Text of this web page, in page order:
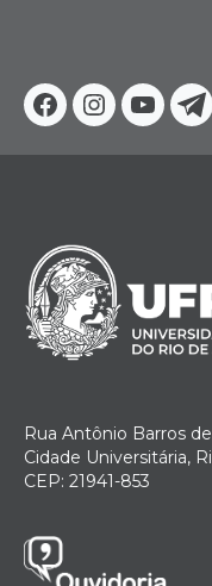
Facebook
Instagram
Rua Antônio Barros de
Cidade Universitária,
CEP: 21941-853